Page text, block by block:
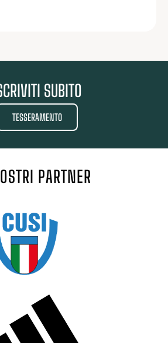
SUBITO
TESSERAMENTO
PARTNER